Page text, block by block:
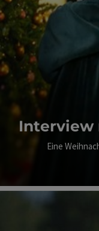
Interview
Eine